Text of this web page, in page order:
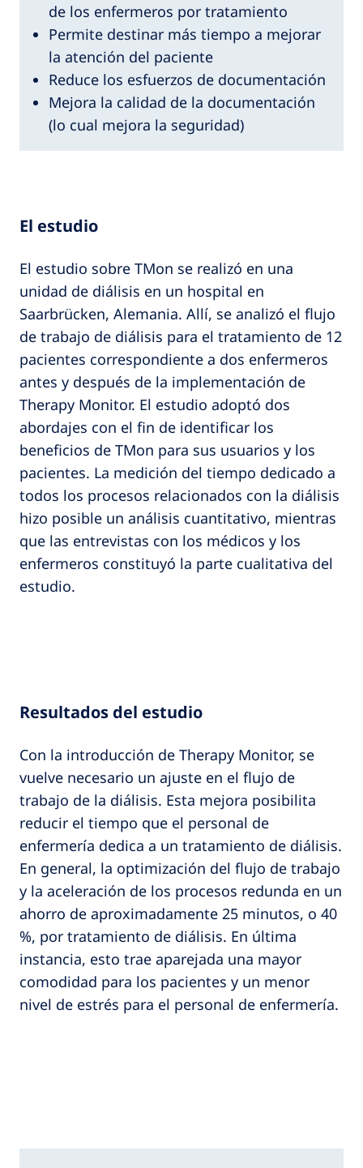
de los enfermeros por tratamiento
Permite destinar más tiempo a mejorar
la atención del paciente
Reduce los esfuerzos de documentación
Mejora la calidad de la documentación
(lo cual mejora la seguridad)
El estudio
El estudio sobre TMon se realizó en una
unidad de diálisis en un hospital en
Saarbrücken, Alemania. Allí, se analizó el flujo
de trabajo de diálisis para el tratamiento de 12
pacientes correspondiente a dos enfermeros
antes y después de la implementación de
Therapy Monitor. El estudio adoptó dos
abordajes con el fin de identificar los
beneficios de TMon para sus usuarios y los
pacientes. La medición del tiempo dedicado a
todos los procesos relacionados con la diálisis
hizo posible un análisis cuantitativo, mientras
que las entrevistas con los médicos y los
enfermeros constituyó la parte cualitativa del
estudio.
Resultados del estudio
Con la introducción de Therapy Monitor, se
vuelve necesario un ajuste en el flujo de
trabajo de la diálisis. Esta mejora posibilita
reducir el tiempo que el personal de
enfermería dedica a un tratamiento de diálisis.
En general, la optimización del flujo de trabajo
y la aceleración de los procesos redunda en un
ahorro de aproximadamente 25 minutos, o 40
%, por tratamiento de diálisis. En última
instancia, esto trae aparejada una mayor
comodidad para los pacientes y un menor
nivel de estrés para el personal de enfermería.